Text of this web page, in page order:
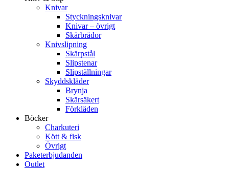
Knivar
Styckningsknivar
Knivar – övrigt
Skärbrädor
Knivslipning
Skärpstål
Slipstenar
Slipställningar
Skyddskläder
Brynja
Skärsäkert
Förkläden
Böcker
Charkuteri
Kött & fisk
Övrigt
Paketerbjudanden
Outlet